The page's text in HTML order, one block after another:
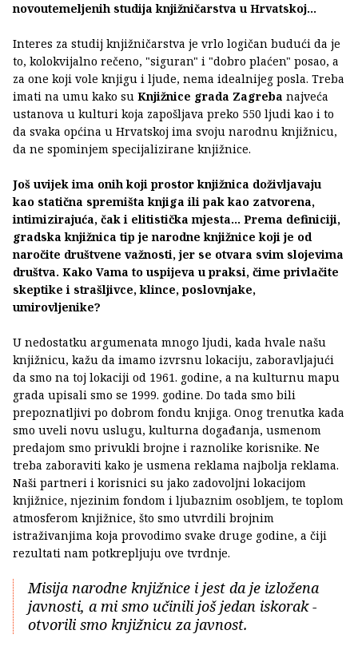
novoutemeljenih studija knjižničarstva u Hrvatskoj...
Interes za studij knjižničarstva je vrlo logičan budući da je
to, kolokvijalno rečeno, "siguran" i "dobro plaćen" posao, a
za one koji vole knjigu i ljude, nema idealnijeg posla. Treba
imati na umu kako su Knjižnice grada Zagreba najveća
ustanova u kulturi koja zapošljava preko 550 ljudi kao i to
da svaka općina u Hrvatskoj ima svoju narodnu knjižnicu,
da ne spominjem specijalizirane knjižnice.
Još uvijek ima onih koji prostor knjižnica doživljavaju
kao statična spremišta knjiga ili pak kao zatvorena,
intimizirajuća, čak i elitistička mjesta... Prema definiciji,
gradska knjižnica tip je narodne knjižnice koji je od
naročite društvene važnosti, jer se otvara svim slojevima
društva. Kako Vama to uspijeva u praksi, čime privlačite
skeptike i strašljivce, klince, poslovnjake,
umirovljenike?
U nedostatku argumenata mnogo ljudi, kada hvale našu
knjižnicu, kažu da imamo izvrsnu lokaciju, zaboravljajući
da smo na toj lokaciji od 1961. godine, a na kulturnu mapu
grada upisali smo se 1999. godine. Do tada smo bili
prepoznatljivi po dobrom fondu knjiga. Onog trenutka kada
smo uveli novu uslugu, kulturna događanja, usmenom
predajom smo privukli brojne i raznolike korisnike. Ne
treba zaboraviti kako je usmena reklama najbolja reklama.
Naši partneri i korisnici su jako zadovoljni lokacijom
knjižnice, njezinim fondom i ljubaznim osobljem, te toplom
atmosferom knjižnice, što smo utvrdili brojnim
istraživanjima koja provodimo svake druge godine, a čiji
rezultati nam potkrepljuju ove tvrdnje.
Misija narodne knjižnice i jest da je izložena
javnosti, a mi smo učinili još jedan iskorak -
otvorili smo knjižnicu za javnost.